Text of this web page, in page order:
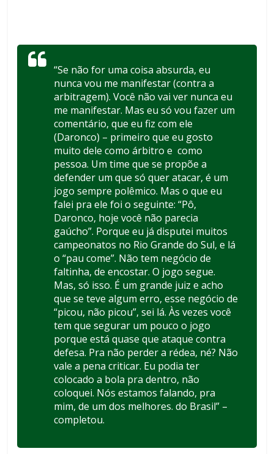
“Se não for uma coisa absurda, eu
nunca vou me manifestar (contra a
arbitragem). Você não vai ver nunca eu
me manifestar. Mas eu só vou fazer um
comentário, que eu fiz com ele
(Daronco) – primeiro que eu gosto
muito dele como árbitro e como
pessoa. Um time que se propõe a
defender um que só quer atacar, é um
jogo sempre polêmico. Mas o que eu
falei pra ele foi o seguinte: “Pô,
Daronco, hoje você não parecia
gaúcho”. Porque eu já disputei muitos
campeonatos no Rio Grande do Sul, e lá
o “pau come”. Não tem negócio de
faltinha, de encostar. O jogo segue.
Mas, só isso. É um grande juiz e acho
que se teve algum erro, esse negócio de
“picou, não picou”, sei lá. Às vezes você
tem que segurar um pouco o jogo
porque está quase que ataque contra
defesa. Pra não perder a rédea, né? Não
vale a pena criticar. Eu podia ter
colocado a bola pra dentro, não
coloquei. Nós estamos falando, pra
mim, de um dos melhores. do Brasil” –
completou.